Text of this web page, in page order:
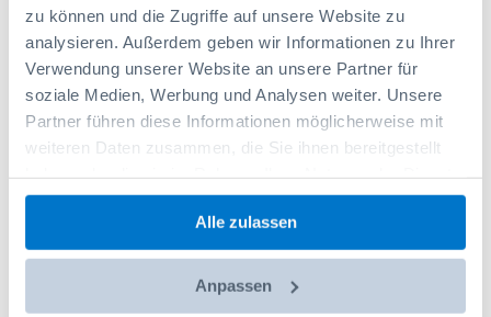
zu können und die Zugriffe auf unsere Website zu
analysieren. Außerdem geben wir Informationen zu Ihrer
Verwendung unserer Website an unsere Partner für
soziale Medien, Werbung und Analysen weiter. Unsere
Partner führen diese Informationen möglicherweise mit
weiteren Daten zusammen, die Sie ihnen bereitgestellt
gesammelt haben.
Alle zulassen
Anpassen
Als Neukunde registrieren
Registrieren Sie sich kostenlos als Neukunde bei Sortimo.